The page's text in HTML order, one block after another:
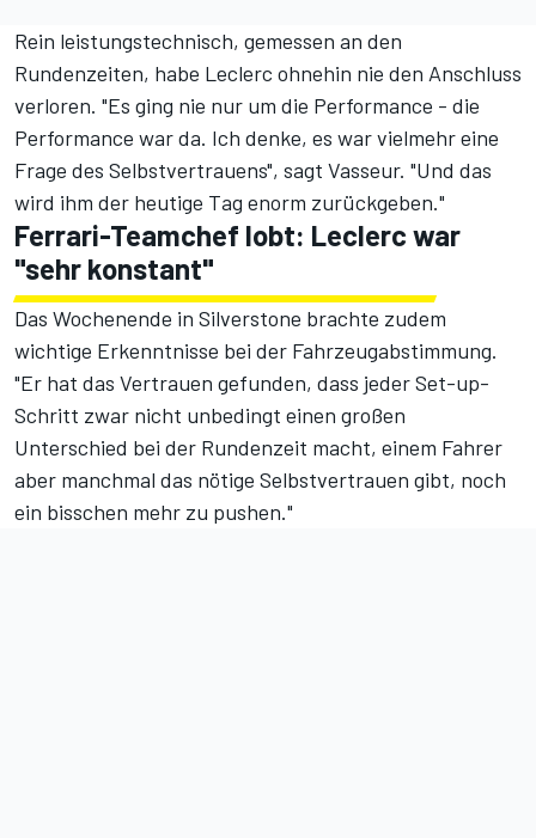
Rein leistungstechnisch, gemessen an den
Rundenzeiten, habe Leclerc ohnehin nie den Anschluss
verloren. "Es ging nie nur um die Performance - die
Performance war da. Ich denke, es war vielmehr eine
Frage des Selbstvertrauens", sagt Vasseur. "Und das
wird ihm der heutige Tag enorm zurückgeben."
Ferrari-Teamchef lobt: Leclerc war
"sehr konstant"
Das Wochenende in Silverstone brachte zudem
wichtige Erkenntnisse bei der Fahrzeugabstimmung.
"Er hat das Vertrauen gefunden, dass jeder Set-up-
Schritt zwar nicht unbedingt einen großen
Unterschied bei der Rundenzeit macht, einem Fahrer
aber manchmal das nötige Selbstvertrauen gibt, noch
ein bisschen mehr zu pushen."